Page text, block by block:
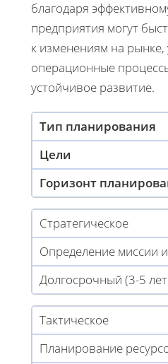
благодаря
предприятия могут
к изменениям на рынке,
операционные
устойчивое развитие.
Тип планирования
Цели
Горизонт
Стратегическое
Определение миссии
Долгосрочный (3-5
Тактическое
Планирование